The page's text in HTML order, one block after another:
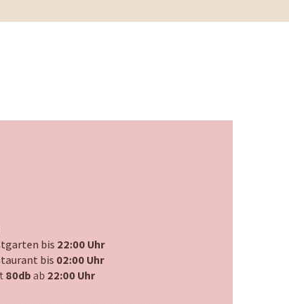
bis 22:00 Uhr
bis 02:00 Uhr
80dbab 22:00 Uhr